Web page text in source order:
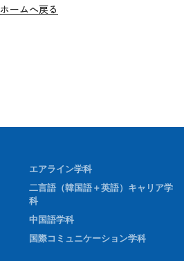
ホームへ戻る
エアライン学科
二言語（韓国語＋英語）キャリア学
科
中国語学科
国際コミュニケーション学科